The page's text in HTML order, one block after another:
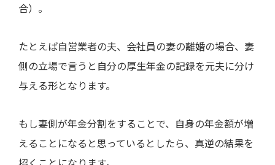
合）。
たとえば自営業者の夫、会社員の妻の離婚の場合、妻
側の立場で言うと自分の厚生年金の記録を元夫に分け
与える形となります。
もし妻側が年金分割をすることで、自身の年金額が増
えることになると思っているとしたら、真逆の結果を